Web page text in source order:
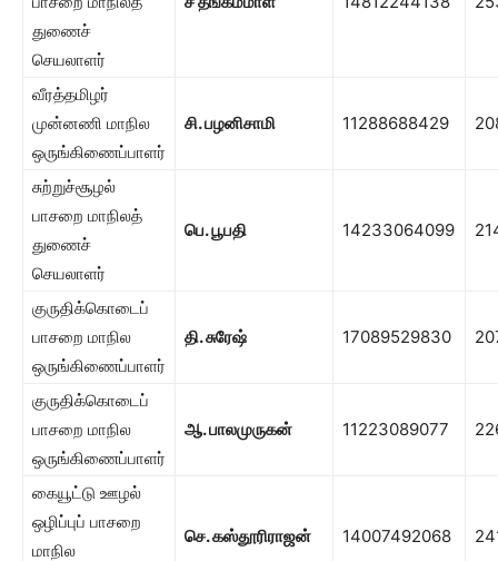
துணைச்
செயலாளர்
வீரத்தமிழர்
முன்னணி மாநில
ஒருங்கிணைப்பாளர்
சி. பழனிசாமி 11288688429
சுற்றுச்சூழல்
பாசறை மாநிலத்
துணைச்
செயலாளர்
பெ. பூபதி 14233064099
குருதிக்கொடைப்
பாசறை மாநில
ஒருங்கிணைப்பாளர்
தி. சுரேஷ் 17089529830
குருதிக்கொடைப்
பாசறை மாநில
ஒருங்கிணைப்பாளர்
ஆ. பாலமுருகன் 11223089077
கையூட்டு ஊழல்
ஒழிப்புப் பாசறை
மாநில
செ. கஸ்தூரிராஜன் 14007492068